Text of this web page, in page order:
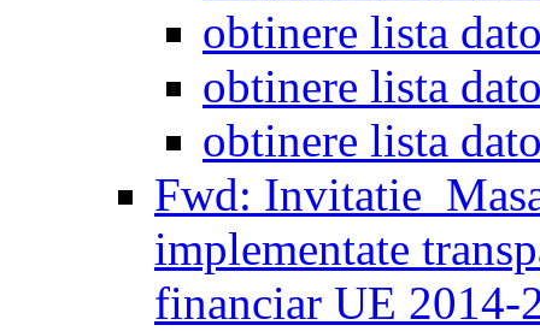
obtinere lista
obtinere lista
obtinere lista
Fwd:
implementate
financiar UE